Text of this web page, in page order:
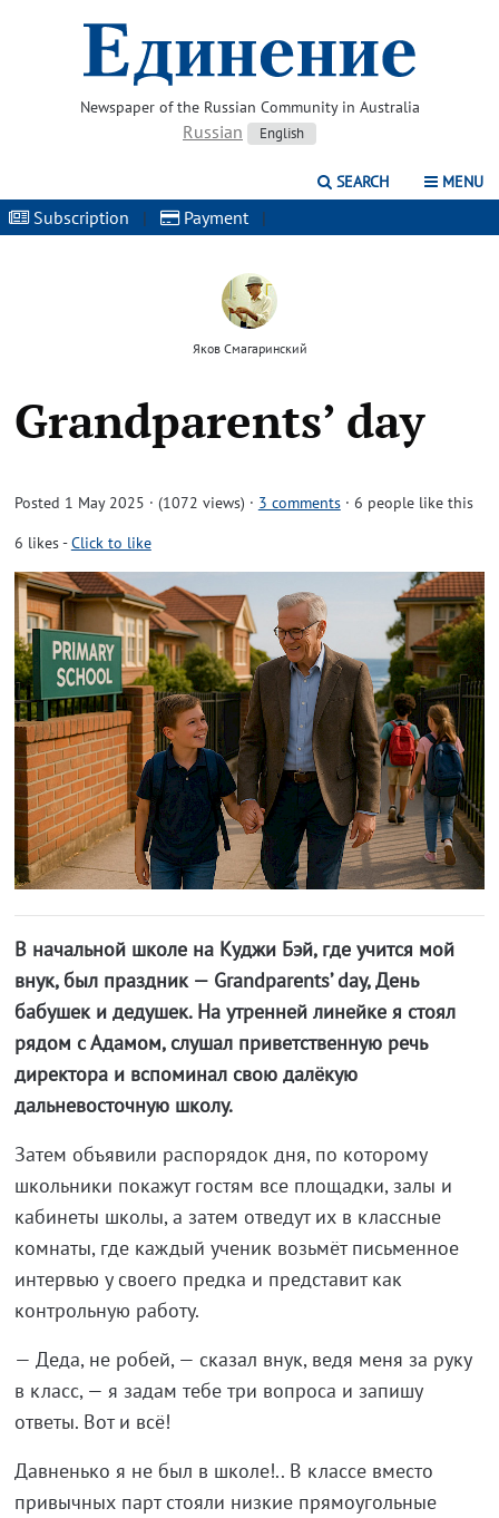
Newspaper of the Russian Community in Australia
Russian English
SEARCH MENU
Subscription | Payment |
Яков Смагаринский
Grandparents’ day
Posted 1 May 2025 · (1072 views) · 3 comments · 6 people like this
6 likes-Click to like
В начальной школе на Куджи Бэй, где учится мой
внук, был праздник — Grandparents’ day, День
бабушек и дедушек. На утренней линейке я стоял
рядом с Адамом, слушал приветственную речь
директора и вспоминал свою далёкую
дальневосточную школу.
Затем объявили распорядок дня, по которому
школьники покажут гостям все площадки, залы и
кабинеты школы, а затем отведут их в классные
комнаты, где каждый ученик возьмёт письменное
интервью у своего предка и представит как
контрольную работу.
— Деда, не робей, — сказал внук, ведя меня за руку
в класс, — я задам тебе три вопроса и запишу
ответы. Вот и всё!
Давненько я не был в школе!.. В классе вместо
привычных парт стояли низкие прямоугольные